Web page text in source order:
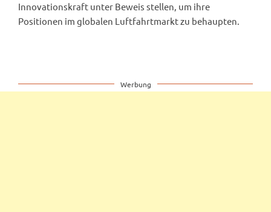
Innovationskraft unter Beweis stellen, um ihre
Positionen im globalen Luftfahrtmarkt zu behaupten.
Werbung